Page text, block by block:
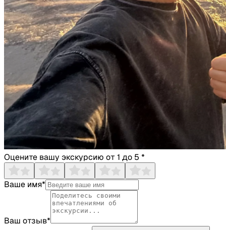
Оцените вашу экскурсию от 1 до 5 *
Ваше имя*
Ваш отзыв*